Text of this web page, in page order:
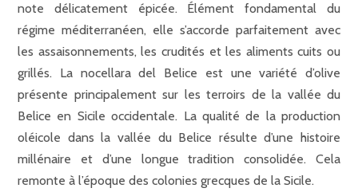
note délicatement épicée. Élément fondamental du
régime méditerranéen, elle s’accorde parfaitement avec
les assaisonnements, les crudités et les aliments cuits ou
grillés. La nocellara del Belice est une variété d’olive
présente principalement sur les terroirs de la vallée du
Belice en Sicile occidentale. La qualité de la production
oléicole dans la vallée du Belice résulte d’une histoire
millénaire et d’une longue tradition consolidée. Cela
remonte à l’époque des colonies grecques de la Sicile.